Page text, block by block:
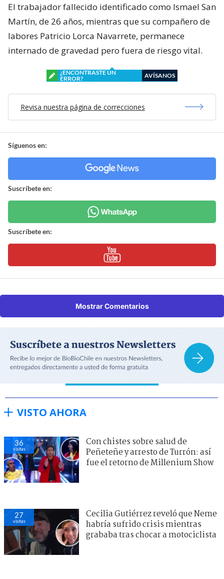
El trabajador fallecido identificado como Ismael San
Martín, de 26 años, mientras que su compañero de
labores Patricio Lorca Navarrete, permanece
internado de gravedad pero fuera de riesgo vital.
¿ENCONTRASTE UN
ERROR?
AVÍSANOS
Revisa nuestra página de correcciones
Síguenos en:
Suscríbete en:
Suscríbete en:
Mostrar Comentarios
VISTO AHORA
36
visitas
Con chistes sobre salud de
Peñeteñe y arresto de Turrón: así
fue el retorno de Millenium Show
27
visitas
Cecilia Gutiérrez reveló que Neme
habría sufrido crisis mientras
grababa tras chocar a motociclista